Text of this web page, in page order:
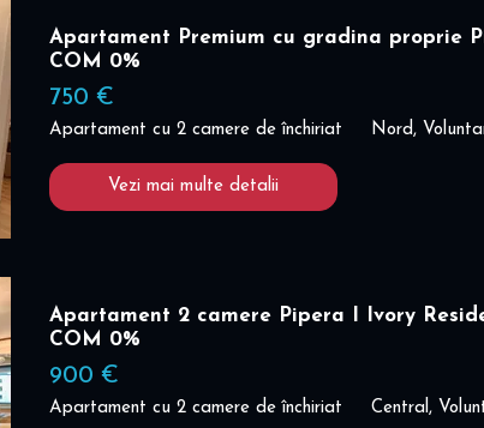
Apartament Premium cu gradina proprie
COM 0%
750 €
Apartament cu 2 camere de închiriat Nord,
Vezi mai multe detalii
Apartament 2 camere Pipera I Ivory
COM 0%
900 €
Apartament cu 2 camere de închiriat Central,